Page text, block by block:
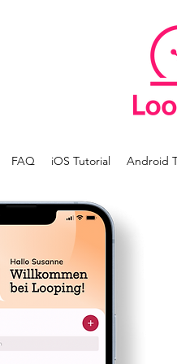
FAQ iOS Tutorial Android